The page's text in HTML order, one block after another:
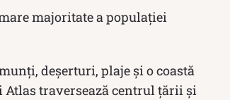
majoritate a populației
deșerturi, plaje și o coastă
Atlas traversează centrul țării și